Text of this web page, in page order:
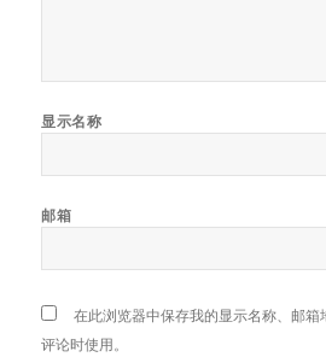
显示名称
邮箱
在此浏览器中保存我的显示名称、邮
评论时使用。